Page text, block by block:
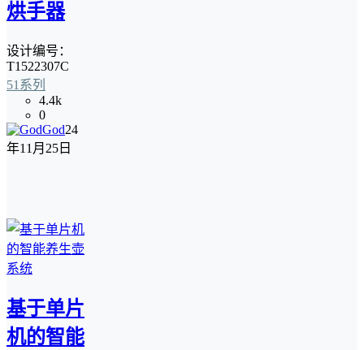
烘手器
设计编号：
T1522307C
51系列
4.4k
0
God24
年11月25日
基于单片
机的智能